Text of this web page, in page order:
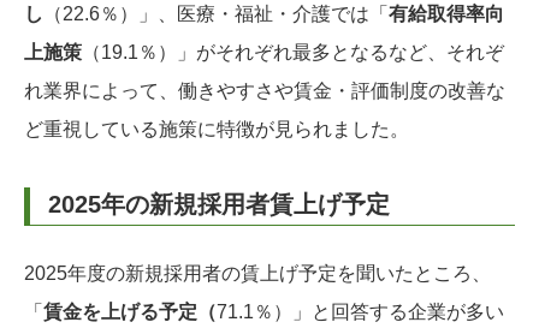
し
（22.6％）」、医療・福祉・介護では「 有給取得率向
上施策 （19.1％）」がそれぞれ最多となるなど、それぞ
れ業界によって、働きやすさや賃金・評価制度の改善な
ど重視している施策に特徴が見られました。
2025年の新規採用者賃上げ予定
2025年度の新規採用者の賃上げ予定を聞いたところ、
「 賃金を上げる予定（71.1％）」と回答する企業が多い